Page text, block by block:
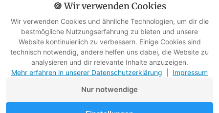
Fuchs-Blick, Kaltwasser und ein Schuh [FIAB-Mail, 17.07.2026]
🍪 Wir verwenden Cookies
Wir verwenden Cookies und ähnliche Technologien, um dir die
bestmögliche Nutzungserfahrung zu bieten und unsere
Website kontinuierlich zu verbessern. Einige Cookies sind
technisch notwendig, andere helfen uns dabei, die Website zu
analysieren und dir relevante Inhalte anzuzeigen.
Mehr erfahren in unserer Datenschutzerklärung
Impressum
Nur notwendige